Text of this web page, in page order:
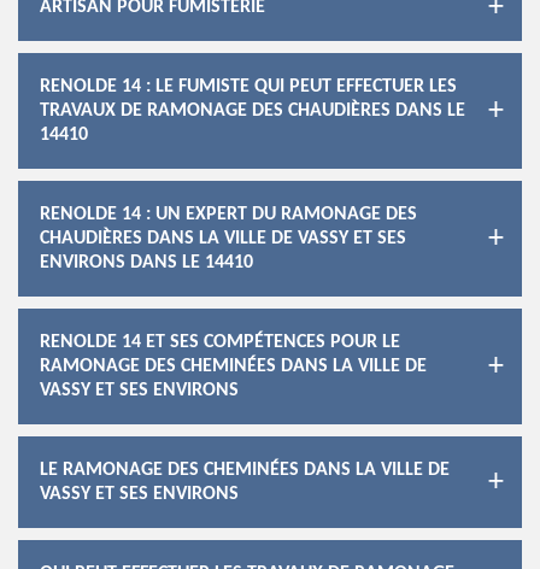
ARTISAN POUR FUMISTERIE
RENOLDE 14 : LE FUMISTE QUI PEUT EFFECTUER LES
TRAVAUX DE RAMONAGE DES CHAUDIÈRES DANS LE
14410
RENOLDE 14 : UN EXPERT DU RAMONAGE DES
CHAUDIÈRES DANS LA VILLE DE VASSY ET SES
ENVIRONS DANS LE 14410
RENOLDE 14 ET SES COMPÉTENCES POUR LE
RAMONAGE DES CHEMINÉES DANS LA VILLE DE
VASSY ET SES ENVIRONS
LE RAMONAGE DES CHEMINÉES DANS LA VILLE DE
VASSY ET SES ENVIRONS